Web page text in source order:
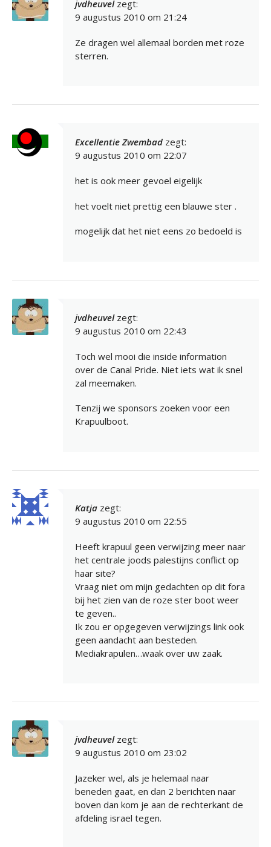
jvdheuvel zegt:
9 augustus 2010 om 21:24
Ze dragen wel allemaal borden met roze
sterren.
Excellentie Zwembad zegt:
9 augustus 2010 om 22:07
het is ook meer gevoel eigelijk
het voelt niet prettig een blauwe ster .
mogelijk dat het niet eens zo bedoeld is
jvdheuvel zegt:
9 augustus 2010 om 22:43
Toch wel mooi die inside information
over de Canal Pride. Niet iets wat ik snel
zal meemaken.
Tenzij we sponsors zoeken voor een
Krapuulboot.
Katja zegt:
9 augustus 2010 om 22:55
Heeft krapuul geen verwijzing meer naar
het centrale joods palestijns conflict op
haar site?
Vraag niet om mijn gedachten op dit fora
bij het zien van de roze ster boot weer
te geven..
Ik zou er opgegeven verwijzings link ook
geen aandacht aan besteden.
Mediakrapulen…waak over uw zaak.
jvdheuvel zegt:
9 augustus 2010 om 23:02
Jazeker wel, als je helemaal naar
beneden gaat, en dan 2 berichten naar
boven dan kom je aan de rechterkant de
afdeling israel tegen.